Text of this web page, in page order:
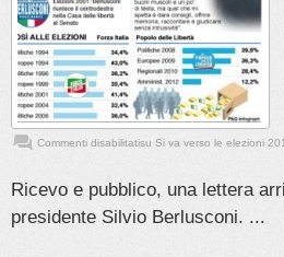
Commenti disabilitatisu Si va verso le elezioni
Ricevo e pubblico, una lettera
presidente Silvio Berlusconi. ...